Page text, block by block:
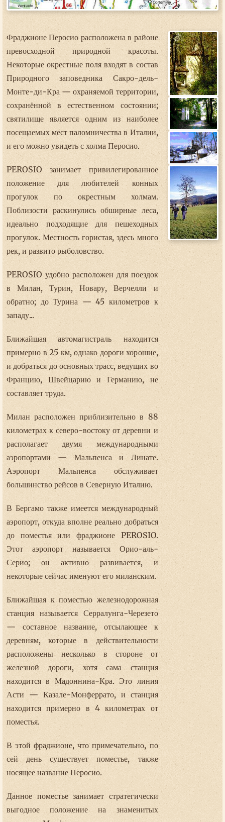
Фраджионе Перосио расположена в районе
превосходной природной красоты.
Некоторые окрестные поля входят в состав
Природного заповедника Сакро-дель-
Монте-ди-Кра — охраняемой территории,
сохранённой в естественном состоянии;
святилище является одним из наиболее
посещаемых мест паломничества в Италии,
и его можно увидеть с холма Перосио.
PEROSIO занимает привилегированное
положение для любителей конных
прогулок по окрестным холмам.
Поблизости раскинулись обширные леса,
идеально подходящие для пешеходных
прогулок. Местность гористая, здесь много
рек, и развито рыболовство.
PEROSIO удобно расположен для поездок
в Милан, Турин, Новару, Верчелли и
обратно; до Турина — 45 километров к
западу...
Ближайшая автомагистраль находится
примерно в 25 км, однако дороги хорошие,
и добраться до основных трасс, ведущих во
Францию, Швейцарию и Германию, не
составляет труда.
Милан расположен приблизительно в 88
километрах к северо-востоку от деревни и
располагает двумя международными
аэропортами — Мальпенса и Линате.
Аэропорт Мальпенса обслуживает
большинство рейсов в Северную Италию.
В Бергамо также имеется международный
аэропорт, откуда вполне реально добраться
до поместья или фраджионе PEROSIO.
Этот аэропорт называется Орио-аль-
Серио; он активно развивается, и
некоторые сейчас именуют его миланским.
Ближайшая к поместью железнодорожная
станция называется Серралунга-Черезето
— составное название, отсылающее к
деревням, которые в действительности
расположены несколько в стороне от
железной дороги, хотя сама станция
находится в Мадоннина-Кра. Это линия
Асти — Казале-Монферрато, и станция
находится примерно в 4 километрах от
поместья.
В этой фраджионе, что примечательно, по
сей день существует поместье, также
носящее название Перосио.
Данное поместье занимает стратегически
выгодное положение на знаменитых